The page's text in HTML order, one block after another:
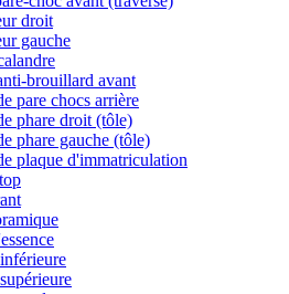
droit
gauche
brouillard avant
pare chocs arrière
phare droit (tôle)
phare gauche (tôle)
plaque d'immatriculation